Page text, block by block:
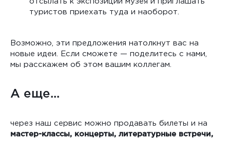
туристов приехать туда и наоборот.
Возможно, эти предложения натолкнут вас на
новые идеи. Если сможете — поделитесь с нами,
мы расскажем об этом вашим коллегам.
А еще...
через наш сервис можно продавать билеты и на
мастер-классы​, ​концерты​, литературные встречи​,